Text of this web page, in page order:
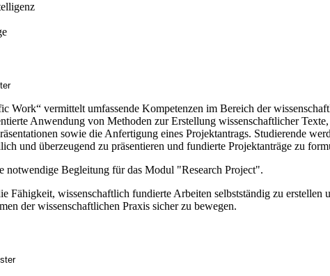
Work“ vermittelt umfassende Kompetenzen im Bereich der
Anwendung von Methoden zur Erstellung wissenschaftlicher
sowie die Anfertigung eines Projektantrags. Studierende
und überzeugend zu präsentieren und fundierte Projektanträge zu
notwendige Begleitung für das Modul "Research Project".
Fähigkeit, wissenschaftlich fundierte Arbeiten selbstständig zu erstellen
der wissenschaftlichen Praxis sicher zu bewegen.